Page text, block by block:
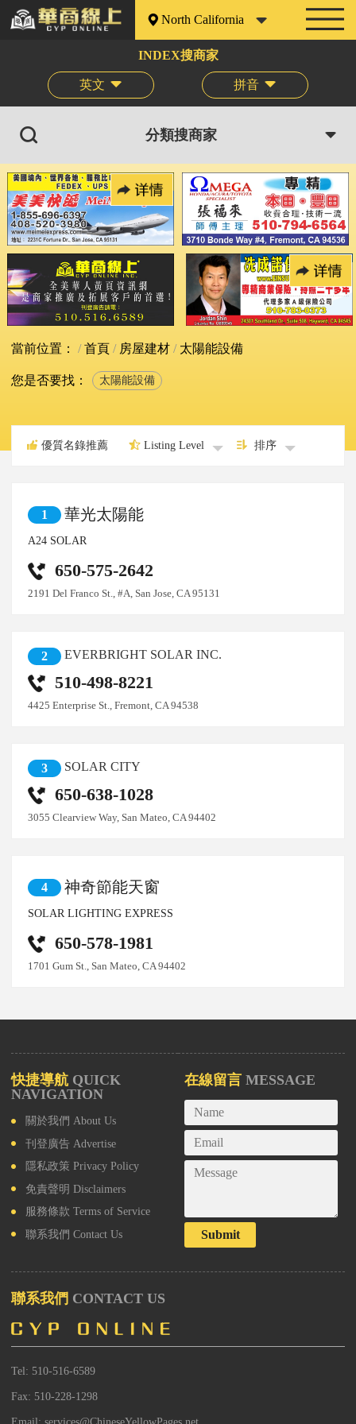
North California
INDEX搜商家
英文 拼音
分類搜商家
當前位置： 首頁 房屋建材 太陽能設備
您是否要找： 太陽能設備
優質名錄推薦 Listing Level 排序
1 華光太陽能
A24 SOLAR
650-575-2642
2191 Del Franco St., #A, San Jose, CA 95131
2 EVERBRIGHT SOLAR INC.
510-498-8221
4425 Enterprise St., Fremont, CA 94538
3 SOLAR CITY
650-638-1028
3055 Clearview Way, San Mateo, CA 94402
4 神奇節能天窗
SOLAR LIGHTING EXPRESS
650-578-1981
1701 Gum St., San Mateo, CA 94402
快捷導航 QUICK
NAVIGATION
關於我們 About Us
刊登廣告 Advertise
隱私政策 Privacy Policy
免責聲明 Disclaimers
服務條款 Terms of Service
聯系我們 Contact Us
在線留言 MESSAGE
Submit
聯系我們 CONTACT US
Tel: 510-516-6589
Fax: 510-228-1298